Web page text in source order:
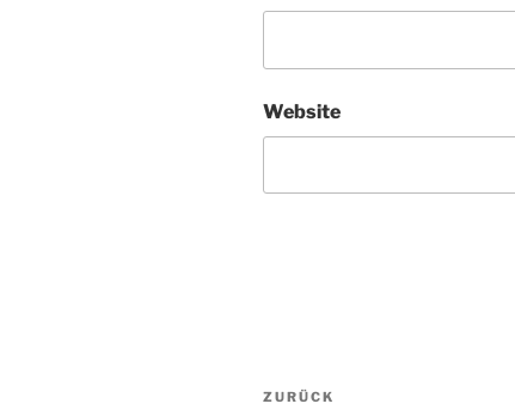
Website
Beitragsnavigation
Vorheriger
ZURÜCK